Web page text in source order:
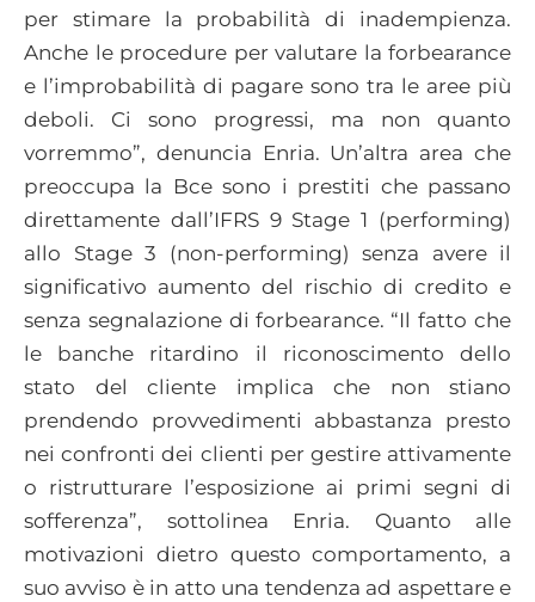
per stimare la probabilità di inadempienza.
Anche le procedure per valutare la forbearance
e l’improbabilità di pagare sono tra le aree più
deboli. Ci sono progressi, ma non quanto
vorremmo”, denuncia Enria. Un’altra area che
preoccupa la Bce sono i prestiti che passano
direttamente dall’IFRS 9 Stage 1 (performing)
allo Stage 3 (non-performing) senza avere il
significativo aumento del rischio di credito e
senza segnalazione di forbearance. “Il fatto che
le banche ritardino il riconoscimento dello
stato del cliente implica che non stiano
prendendo provvedimenti abbastanza presto
nei confronti dei clienti per gestire attivamente
o ristrutturare l’esposizione ai primi segni di
sofferenza”, sottolinea Enria. Quanto alle
motivazioni dietro questo comportamento, a
suo avviso è in atto una tendenza ad aspettare e